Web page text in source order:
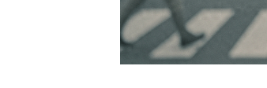
深证成指 14311.01